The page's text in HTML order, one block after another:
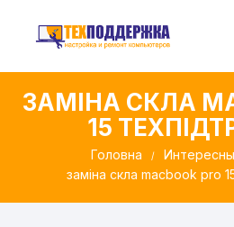
ЗАМІНА СКЛА
15
Головна
заміна скла macbook pro